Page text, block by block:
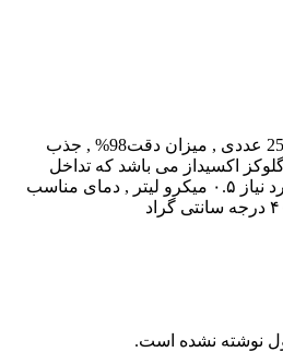
هربسته حاوی 2 عدد قوطی 25 عددی , میزان دقت98% , جذب
گلوکز اکسیداز می باشد که تداخل
دارویی ندارد , حدود خون مورد نیاز ۰.۵ میکرو لیتر , دمای مناسب
نوشته نشده است.